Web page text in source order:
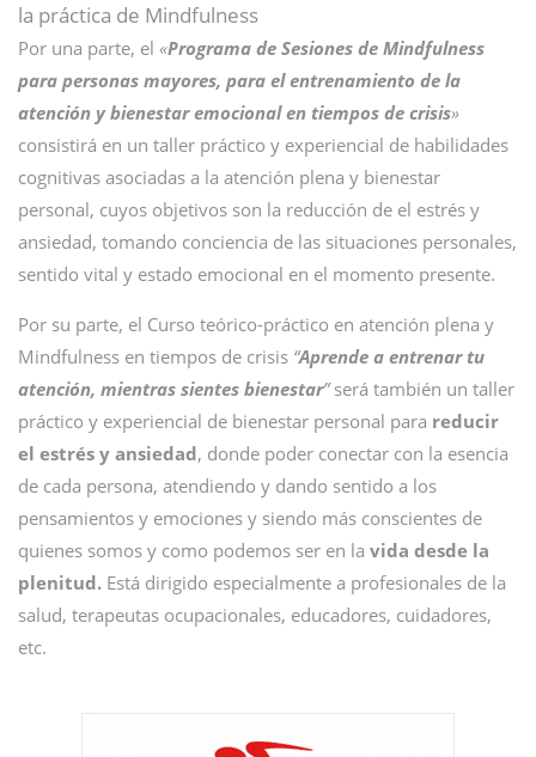
la práctica de Mindfulness
Por una parte, el «Programa de Sesiones de Mindfulness
para personas mayores, para el entrenamiento de la
atención y bienestar emocional en tiempos de crisis»
consistirá en un taller práctico y experiencial de habilidades
cognitivas asociadas a la atención plena y bienestar
personal, cuyos objetivos son la reducción de el estrés y
ansiedad, tomando conciencia de las situaciones personales,
sentido vital y estado emocional en el momento presente.
Por su parte, el Curso teórico-práctico en atención plena y
Mindfulness en tiempos de crisis “Aprende a entrenar tu
atención, mientras sientes bienestar”será también un taller
práctico y experiencial de bienestar personal para reducir
el estrés y ansiedad, donde poder conectar con la esencia
de cada persona, atendiendo y dando sentido a los
pensamientos y emociones y siendo más conscientes de
quienes somos y como podemos ser en la vida desde la
plenitud. Está dirigido especialmente a profesionales de la
salud, terapeutas ocupacionales, educadores, cuidadores,
etc.